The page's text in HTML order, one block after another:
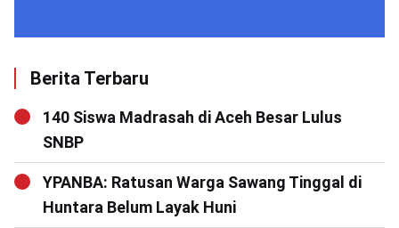
Berita Terbaru
140 Siswa Madrasah di Aceh Besar Lulus
SNBP
YPANBA: Ratusan Warga Sawang Tinggal di
Huntara Belum Layak Huni